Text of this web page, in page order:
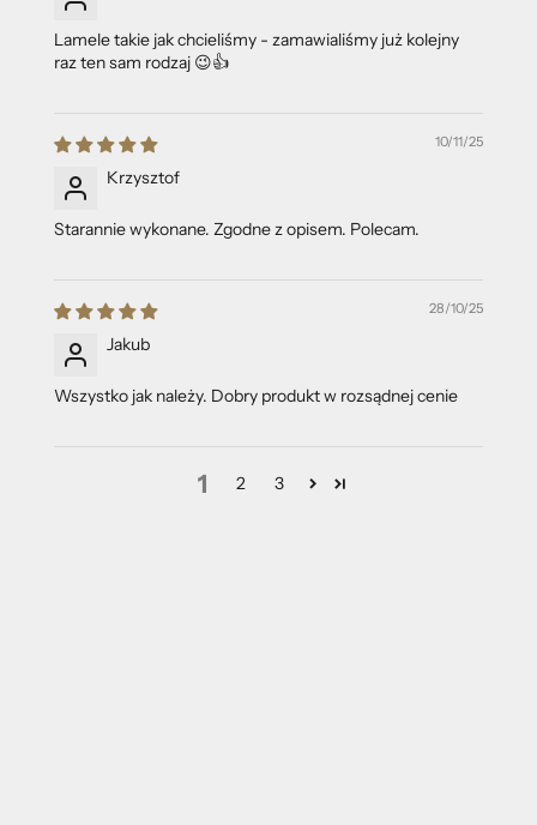
Lamele takie jak chcieliśmy - zamawialiśmy już kolejny
raz ten sam rodzaj 😉👍️
10/11/25
Krzysztof
Starannie wykonane. Zgodne z opisem. Polecam.
28/10/25
Jakub
Wszystko jak należy. Dobry produkt w rozsądnej cenie
1 2 3